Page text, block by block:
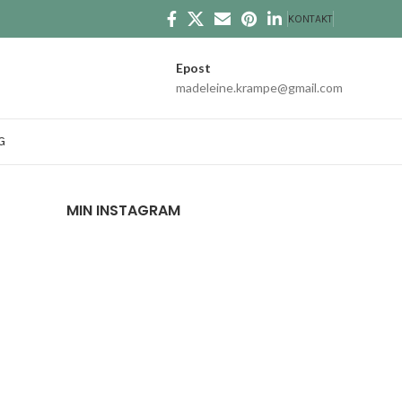
KONTAKT
Epost
madeleine.krampe@gmail.com
MIN INSTAGRAM